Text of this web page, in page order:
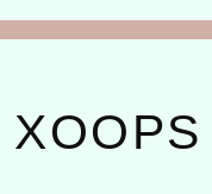
XOOPS